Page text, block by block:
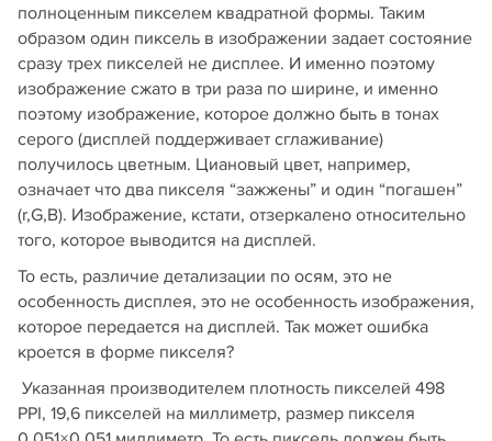
полноценным пикселем квадратной формы. Таким
образом один пиксель в изображении задает состояние
сразу трех пикселей не дисплее. И именно поэтому
изображение сжато в три раза по ширине, и именно
поэтому изображение, которое должно быть в тонах
серого (дисплей поддерживает сглаживание)
получилось цветным. Циановый цвет, например,
означает что два пикселя “зажжены” и один “погашен”
(r,G,B). Изображение, кстати, отзеркалено относительно
того, которое выводится на дисплей.
То есть, различие детализации по осям, это не
особенность дисплея, это не особенность изображения,
которое передается на дисплей. Так может ошибка
кроется в форме пикселя?
Указанная производителем плотность пикселей 498
PPI, 19,6 пикселей на миллиметр, размер пикселя